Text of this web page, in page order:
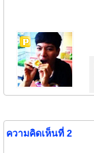
ความคิดเห็นที่ 2